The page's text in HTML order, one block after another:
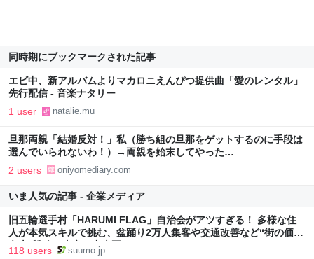
同時期にブックマークされた記事
エビ中、新アルバムよりマカロニえんぴつ提供曲「愛のレンタル」
先行配信 - 音楽ナタリー
1 user natalie.mu
旦那両親「結婚反対！」私（勝ち組の旦那をゲットするのに手段は
選んでいられないわ！）→両親を始末してやった…
2 users oniyomediary.com
いま人気の記事 - 企業メディア
旧五輪選手村「HARUMI FLAG」自治会がアツすぎる！ 多様な住
人が本気スキルで挑む、盆踊り2万人集客や交通改善など“街の価値
向上”戦略 東京・中央区
118 users suumo.jp